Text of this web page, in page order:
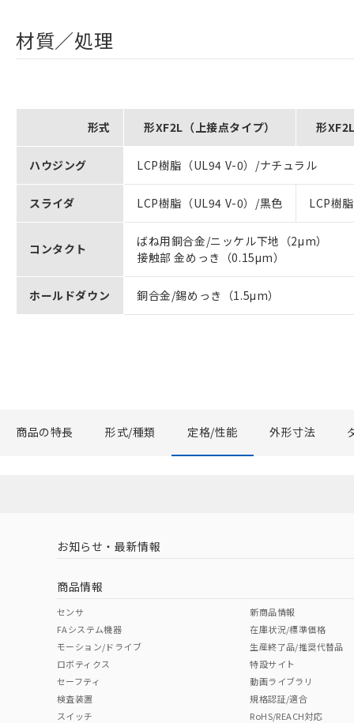
材質／処理
形式 形XF2L（上接点タイプ） 形
ハウジング LCP樹脂（UL94 V-0）/ナチュラル
スライダ LCP樹脂（UL94 V-0）/黒色 LCP樹
コンタクト
ばね用銅合金/ニッケル下地（2μm）
接触部 金めっき（0.15μm）
ホールドダウン 銅合金/錫めっき（1.5μm）
商品の特長 形式/種類 定格/性能 外形寸法
お知らせ・最新情報
商品情報
センサ
FAシステム機器
モーション/ドライブ
ロボティクス
セーフティ
検査装置
スイッチ
新商品情報
在庫状況/標準価格
生産終了品/推奨代替品
特設サイト
動画ライブラリ
規格認証/適合
RoHS/REACH対応